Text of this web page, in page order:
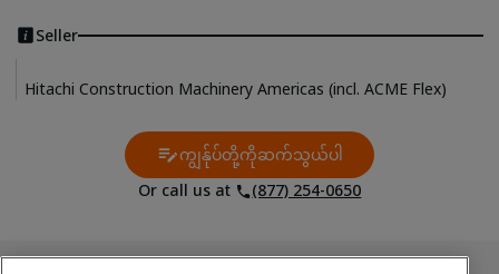
Seller
Hitachi Construction Machinery Americas (incl. ACME Flex)
Contact Us
ကျွန်ုပ်တို့ကိုဆက်သွယ်ပါ
Or call us at
(877) 254-0650